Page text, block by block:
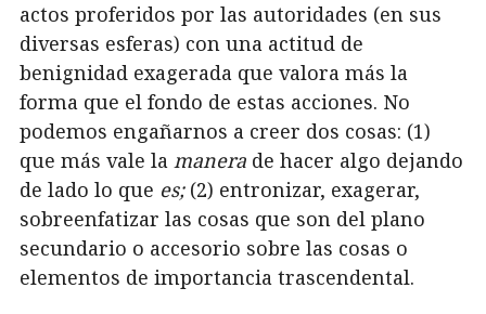
actos proferidos por las autoridades (en sus
diversas esferas) con una actitud de
benignidad exagerada que valora más la
forma que el fondo de estas acciones. No
podemos engañarnos a creer dos cosas: (1)
que más vale la manera de hacer algo dejando
de lado lo que es; (2) entronizar, exagerar,
sobreenfatizar las cosas que son del plano
secundario o accesorio sobre las cosas o
elementos de importancia trascendental.